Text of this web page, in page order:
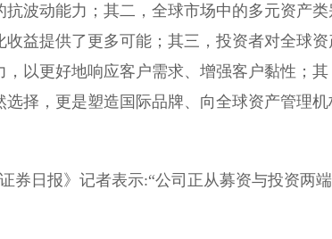
波动能力；其二，全球市场中的多元资产类
益提供了更多可能；其三，投资者对全球资
以更好地响应客户需求、增强客户黏性；其
择，更是塑造国际品牌、向全球资产管理机
券日报》记者表示:“公司正从募资与投资两端